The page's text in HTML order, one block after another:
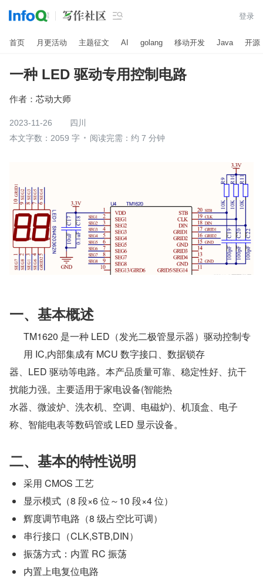
 登录
首页 月更活动 主题征文 AI golang 移动开发 Java 开源
一种 LED 驱动专用控制电路
作者： 芯动大师
2023-11-26
四川
本文字数：2059 字
阅读完需：约 7 分钟
一、基本概述
TM1620 是一种 LED（发光二极管显示器）驱动控制专
用 IC,内部集成有 MCU 数字接口、数据锁存
器、LED 驱动等电路。本产品质量可靠、稳定性好、抗干
扰能力强。主要适用于家电设备(智能热
水器、微波炉、洗衣机、空调、电磁炉)、机顶盒、电子
称、智能电表等数码管或 LED 显示设备。
二、基本的特性说明
采用 CMOS 工艺
显示模式（8 段×6 位～10 段×4 位）
辉度调节电路（8 级占空比可调）
串行接口（CLK,STB,DIN）
振荡方式：内置 RC 振荡
内置上电复位电路